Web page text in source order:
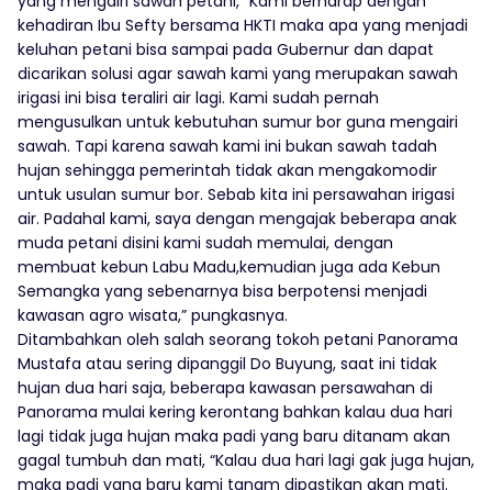
kehadiran Ibu Sefty bersama HKTI maka apa yang menjadi
keluhan petani bisa sampai pada Gubernur dan dapat
dicarikan solusi agar sawah kami yang merupakan sawah
irigasi ini bisa teraliri air lagi. Kami sudah pernah
mengusulkan untuk kebutuhan sumur bor guna mengairi
sawah. Tapi karena sawah kami ini bukan sawah tadah
hujan sehingga pemerintah tidak akan mengakomodir
untuk usulan sumur bor. Sebab kita ini persawahan irigasi
air. Padahal kami, saya dengan mengajak beberapa anak
muda petani disini kami sudah memulai, dengan
membuat kebun Labu Madu,kemudian juga ada Kebun
Semangka yang sebenarnya bisa berpotensi menjadi
kawasan agro wisata,” pungkasnya.
Ditambahkan oleh salah seorang tokoh petani Panorama
Mustafa atau sering dipanggil Do Buyung, saat ini tidak
hujan dua hari saja, beberapa kawasan persawahan di
Panorama mulai kering kerontang bahkan kalau dua hari
lagi tidak juga hujan maka padi yang baru ditanam akan
gagal tumbuh dan mati, “Kalau dua hari lagi gak juga hujan,
maka padi yang baru kami tanam dipastikan akan mati.